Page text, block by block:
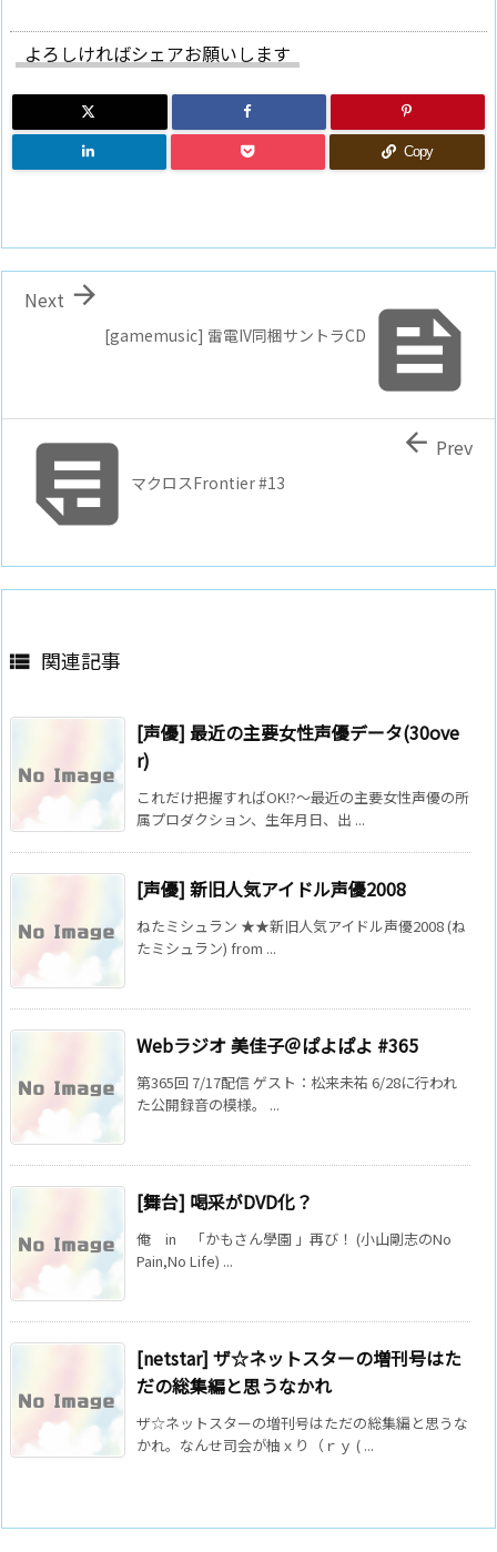
よろしければシェアお願いします
Copy

[gamemusic] 雷電IV同梱サントラCD

Next
マクロスFrontier #13
 Prev
 関連記事
[声優] 最近の主要女性声優データ(30ove
r)
これだけ把握すればOK!?～最近の主要女性声優の所
属プロダクション、生年月日、出 ...
[声優] 新旧人気アイドル声優2008
ねたミシュラン ★★新旧人気アイドル声優2008 (ね
たミシュラン) from ...
Webラジオ 美佳子＠ぱよぱよ #365
第365回 7/17配信 ゲスト：松来未祐 6/28に行われ
た公開録音の模様。 ...
[舞台] 喝采がDVD化？
俺 in 「かもさん學園 」再び！ (小山剛志のNo
Pain,No Life) ...
[netstar] ザ☆ネットスターの増刊号はた
だの総集編と思うなかれ
ザ☆ネットスターの増刊号はただの総集編と思うな
かれ。なんせ司会が柚ｘり（ｒｙ ( ...